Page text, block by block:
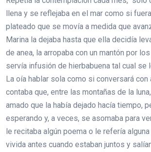
llena y se reflejaba en el mar como si
plateado que se movía a medida que
Marina la dejaba hasta que ella decidía
de anea, la arropaba con un mantón por
servía infusión de hierbabuena tal cual se
La oía hablar sola como si conversará con
contaba que, entre las montañas de la
amado que la había dejado hacía tiempo,
esperando y, a veces, se asomaba para
le recitaba algún poema o le refería
vivida antes cuando estaban juntos y